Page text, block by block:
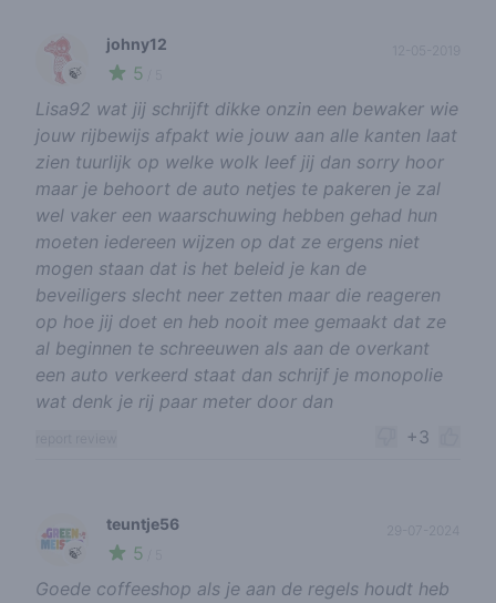
🍃
johny12
5
Lisa92 wat jij schrijft dikke onzin een bewaker wie
jouw rijbewijs afpakt wie jouw aan alle kanten laat
zien tuurlijk op welke wolk leef jij dan sorry hoor
maar je behoort de auto netjes te pakeren je zal
wel vaker een waarschuwing hebben gehad hun
moeten iedereen wijzen op dat ze ergens niet
mogen staan dat is het beleid je kan de
beveiligers slecht neer zetten maar die reageren
op hoe jij doet en heb nooit mee gemaakt dat ze
al beginnen te schreeuwen als aan de overkant
een auto verkeerd staat dan schrijf je monopolie
wat denk je rij paar meter door dan
+3
🍃
teuntje56
5
Goede coffeeshop als je aan de regels houdt heb